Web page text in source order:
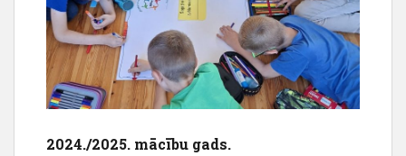
2024./2025. mācību gads.